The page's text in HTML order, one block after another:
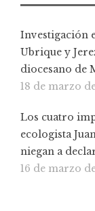
Investigación
Ubrique y
diocesano de
18 de marzo
Los cuatro
ecologista
niegan a
16 de marzo